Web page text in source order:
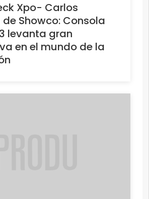
Xpo- Carlos
Showco: Consola
levanta gran
en el mundo de la